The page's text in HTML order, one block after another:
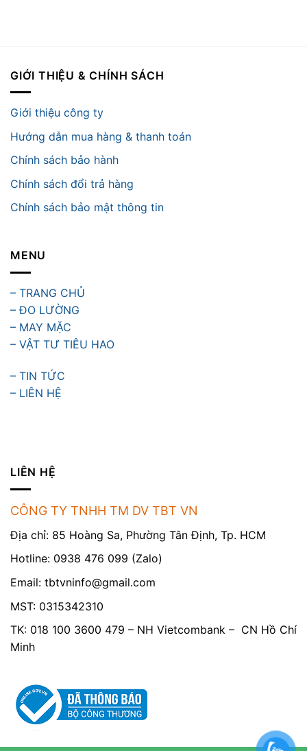
GIỚI THIỆU & CHÍNH SÁCH
Giới thiệu công ty
Hướng dẫn mua hàng & thanh toán
Chính sách bảo hành
Chính sách đổi trả hàng
Chính sách bảo mật thông tin
MENU
– TRANG CHỦ
– ĐO LƯỜNG
– MAY MẶC
– VẬT TƯ TIÊU HAO
– TIN TỨC
– LIÊN HỆ
LIÊN HỆ
CÔNG TY TNHH TM DV TBT VN
Địa chỉ: 85 Hoàng Sa, Phường Tân Định, Tp. HCM
Hotline: 0938 476 099 (Zalo)
Email: tbtvninfo@gmail.com
MST: 0315342310
TK: 018 100 3600 479 – NH Vietcombank – CN Hồ Chí
Minh